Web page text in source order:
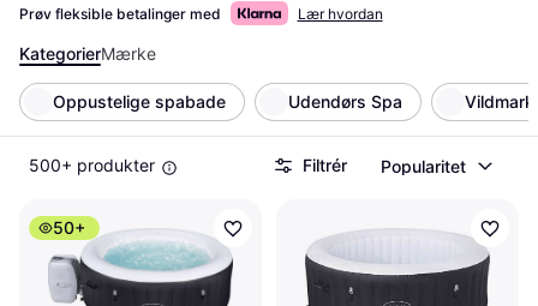
Med vores tjeneste kan du nemt sammenligne forskellige
andres erfaringer og træffe den rigtige beslutning. Ved at
bruge vores sammenligningsfunktion sparer du tid og penge.
Uanset om du leder efter et luksuriøst spabad eller et
traditionelt vildmarksbad, guider vi dig til de bedste
valgmuligheder.
Mere om spabade & vildmarksbade »
Prøv fleksible betalinger med Lær hvordan
KategorierMærke
Oppustelige spabade Udendørs Spa
500+ produkter Filtrér Popularitet
50+